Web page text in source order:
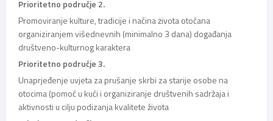
Prioritetno područje 2.
Promoviranje kulture, tradicije i načina żivota otočana
organiziranjem višednevnih (minimalno 3 dana) događanja
društveno-kulturnog karaktera
Prioritetno područje 3.
Unaprjeđenje uvjeta za prušanje skrbi za starije osobe na
otocima (pomoć u kući i organiziranje društvenih sadržaja i
aktivnosti u cilju podizanja kvalitete života